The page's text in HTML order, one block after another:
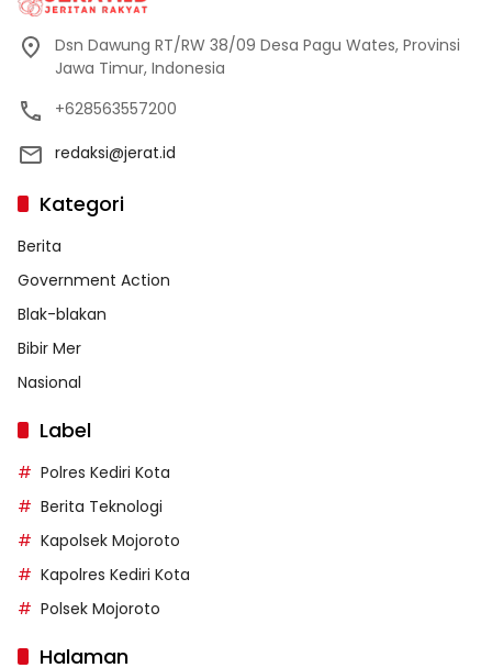
Dsn Dawung RT/RW 38/09 Desa Pagu Wates, Provinsi
Jawa Timur, Indonesia
+628563557200
redaksi@jerat.id
Kategori
Berita
Government Action
Blak-blakan
Bibir Mer
Nasional
Label
Polres Kediri Kota
Berita Teknologi
Kapolsek Mojoroto
Kapolres Kediri Kota
Polsek Mojoroto
Halaman